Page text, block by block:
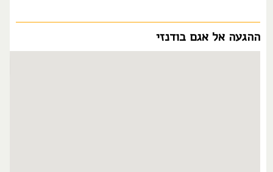
ההגעה אל אגם בודנזי